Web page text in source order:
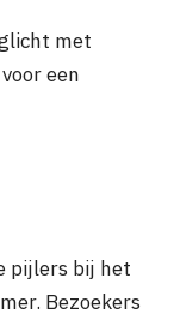
met
een
pijlers bij het
Bezoekers